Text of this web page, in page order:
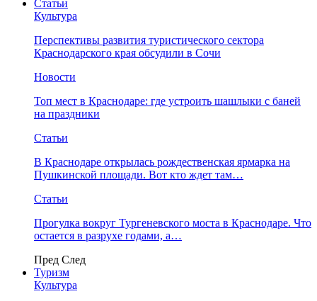
Статьи
Культура
Перспективы развития туристического сектора
Краснодарского края обсудили в Сочи
Новости
Топ мест в Краснодаре: где устроить шашлыки с баней
на праздники
Статьи
В Краснодаре открылась рождественская ярмарка на
Пушкинской площади. Вот кто ждет там…
Статьи
Прогулка вокруг Тургеневского моста в Краснодаре. Что
остается в разрухе годами, а…
Пред След
Туризм
Культура